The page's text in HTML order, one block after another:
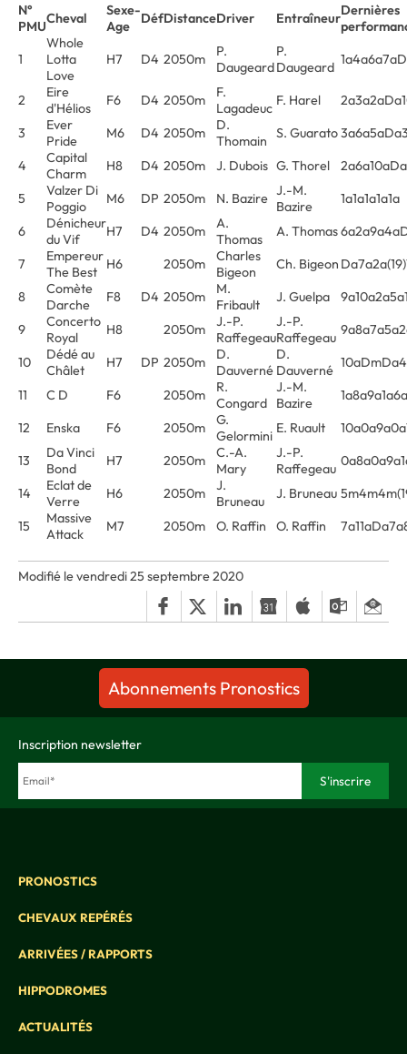
N°
PMUCheval
Sexe-
Age
DéfDistanceDriver EntraîneurDernières
1
Whole
Lotta
Love
H7 D4 2050m
P.
Daugeard
P.
Daugeard
2
Eire
d'Hélios
F6 D4 2050m
F.
Lagadeuc F. Harel
3
Ever
Pride
M6 D4 2050m
D.
Thomain
S. Guarato
4
Capital
Charm
H8 D4 2050m J. Dubois G. Thorel
5
Valzer Di
Poggio
M6 DP 2050m N. Bazire J.-M.
Bazire
1a1a1a1a1a
6
Dénicheur
du Vif
H7 D4 2050m
A.
Thomas
A. Thomas
7
Empereur
The Best
H6 2050m
Charles
Bigeon
Ch. Bigeon
8
Comète
Darche
F8 D4 2050m
M.
Fribault
J. Guelpa
9
Concerto
Royal
H8 2050m
J.-P.
Raffegeau
J.-P.
Raffegeau
10
Dédé au
Châlet
H7 DP 2050m
D.
Dauverné
D.
Dauverné
11
C D F6 2050m
R.
Congard
J.-M.
Bazire
1a8a9a1a6a
12
Enska F6 2050m
G.
Gelormini E. Ruault
13
Da Vinci
Bond
H7 2050m
C.-A.
Mary
J.-P.
Raffegeau
14
Eclat de
Verre
H6 2050m
J.
Bruneau
J. Bruneau
15
Massive
Attack
M7 2050m O. Raffin O. Raffin
Modifié le vendredi 25 septembre 2020
Abonnements Pronostics
Inscription newsletter
PRONOSTICS
CHEVAUX REPÉRÉS
ARRIVÉES / RAPPORTS
HIPPODROMES
ACTUALITÉS